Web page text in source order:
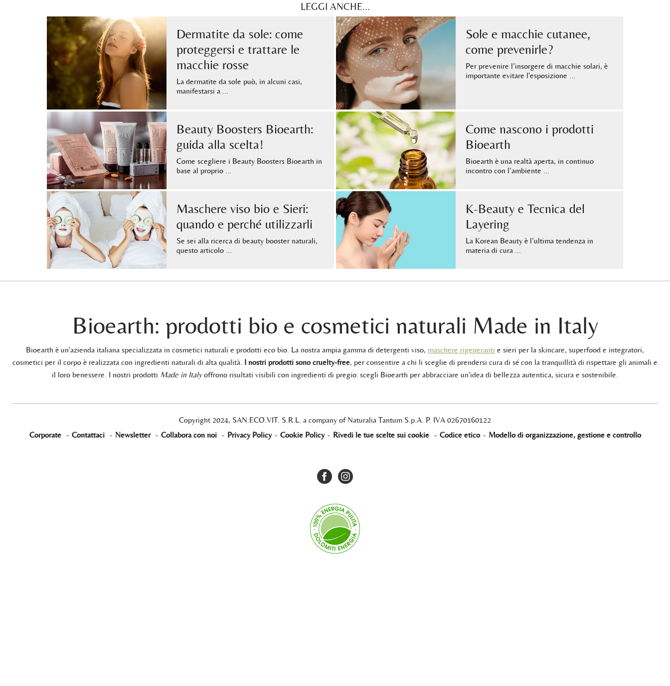
LEGGI ANCHE...
Dermatite da sole: come
proteggersi e trattare le
macchie rosse
La dermatite da sole può, in alcuni casi,
manifestarsi a …
Sole e macchie cutanee,
come prevenirle?
Per prevenire l’insorgere di macchie solari, è
importante evitare l'esposizione …
Beauty Boosters Bioearth:
guida alla scelta!
Come scegliere i Beauty Boosters Bioearth in
base al proprio …
Come nascono i prodotti
Bioearth
Bioearth è una realtà aperta, in continuo
incontro con l’ambiente …
Maschere viso bio e Sieri:
quando e perché utilizzarli
Se sei alla ricerca di beauty booster naturali,
questo articolo …
K-Beauty e Tecnica del
Layering
La Korean Beauty è l’ultima tendenza in
materia di cura …
Bioearth: prodotti bio e cosmetici naturali Made in Italy
Bioearth è un'azienda italiana specializzata in cosmetici naturali e prodotti eco bio. La nostra ampia gamma di detergenti viso, maschere rigeneranti e sieri per la skincare, superfood e integratori,
cosmetici per il corpo è realizzata con ingredienti naturali di alta qualità. I nostri prodotti sono cruelty-free, per consentire a chi li sceglie di prendersi cura di sé con la tranquillità di rispettare gli animali e
il loro benessere. I nostri prodotti Made in Italyoffrono risultati visibili con ingredienti di pregio: scegli Bioearth per abbracciare un'idea di bellezza autentica, sicura e sostenibile.
Copyright 2024, SAN.ECO.VIT. S.R.L. a company of Naturalia Tantum S.p.A. P. IVA 02670160122
Corporate - Contattaci - Newsletter - Collabora con noi - Privacy Policy - Cookie Policy - Rivedi le tue scelte sui cookie - Codice etico - Modello di organizzazione, gestione e controllo